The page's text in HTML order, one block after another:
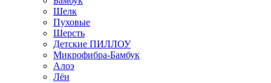
Шелк
Пуховые
Шерсть
Детские ПИЛЛОУ
Микрофибра-Бамбук
Алоэ
Лён